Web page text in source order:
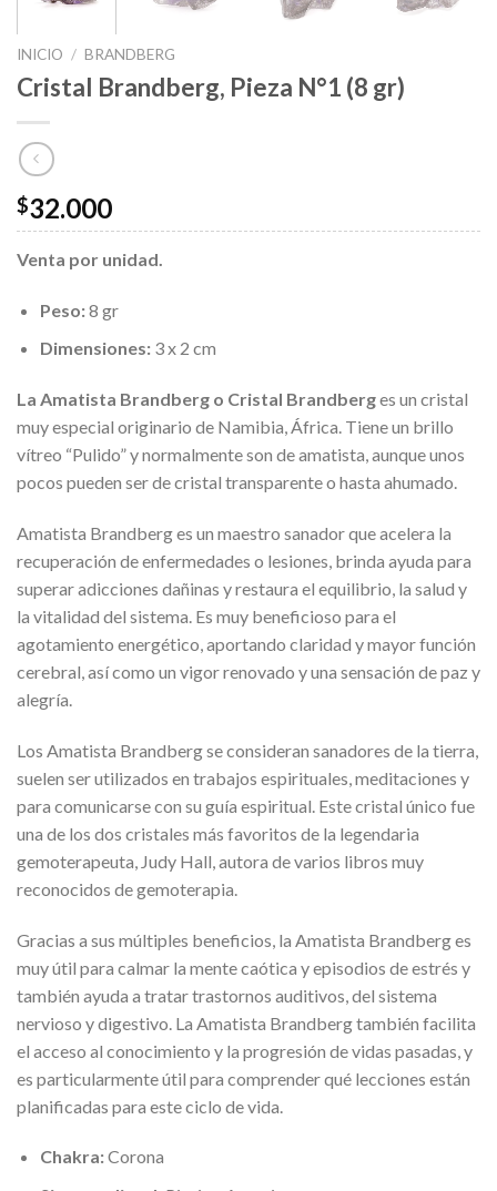
INICIO / BRANDBERG
Cristal Brandberg, Pieza N°1 (8 gr)
$32.000
Venta por unidad.
Peso:8 gr
Dimensiones: 3 x 2 cm
La Amatista Brandberg o Cristal Brandberges un cristal
muy especial originario de Namibia, África. Tiene un brillo
vítreo “Pulido” y normalmente son de amatista, aunque unos
pocos pueden ser de cristal transparente o hasta ahumado.
Amatista Brandberg es un maestro sanador que acelera la
recuperación de enfermedades o lesiones, brinda ayuda para
superar adicciones dañinas y restaura el equilibrio, la salud y
la vitalidad del sistema. Es muy beneficioso para el
agotamiento energético, aportando claridad y mayor función
cerebral, así como un vigor renovado y una sensación de paz y
alegría.
Los Amatista Brandberg se consideran sanadores de la tierra,
suelen ser utilizados en trabajos espirituales, meditaciones y
para comunicarse con su guía espiritual. Este cristal único fue
una de los dos cristales más favoritos de la legendaria
gemoterapeuta, Judy Hall, autora de varios libros muy
reconocidos de gemoterapia.
Gracias a sus múltiples beneficios, la Amatista Brandberg es
muy útil para calmar la mente caótica y episodios de estrés y
también ayuda a tratar trastornos auditivos, del sistema
nervioso y digestivo. La Amatista Brandberg también facilita
el acceso al conocimiento y la progresión de vidas pasadas, y
es particularmente útil para comprender qué lecciones están
planificadas para este ciclo de vida.
Chakra:Corona